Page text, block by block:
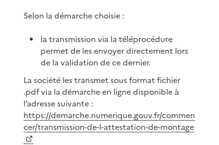
Selon la démarche choisie :
la transmission via la téléprocédure
permet de les envoyer directement lors
de la validation de ce dernier.
La société les transmet sous format fichier
.pdf via la démarche en ligne disponible à
l’adresse suivante :
https://demarche.numerique.gouv.fr/commen
cer/transmission-de-l-attestation-de-montage